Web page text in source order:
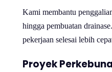
Kami membantu
hingga pembuatan
pekerjaan selesai lebih
Proyek